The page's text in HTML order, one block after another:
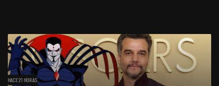
HACE 21 HORAS